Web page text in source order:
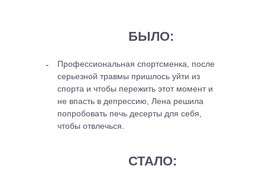
БЫЛО:
СТАЛО:
-
Профессиональная спортсменка, после
серьезной травмы пришлось уйти из
спорта и чтобы пережить этот момент и
не впасть в депрессию, Лена решила
попробовать печь десерты для себя,
чтобы отвлечься.